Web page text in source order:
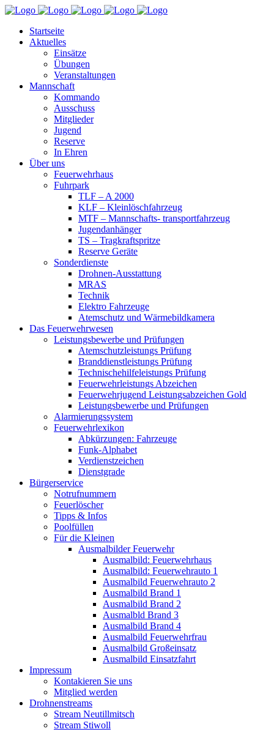
Startseite
Aktuelles
Einsätze
Übungen
Veranstaltungen
Mannschaft
Kommando
Ausschuss
Mitglieder
Jugend
Reserve
In Ehren
Über uns
Feuerwehrhaus
Fuhrpark
TLF – A 2000
KLF – Kleinlöschfahrzeug
MTF – Mannschafts- transportfahrzeug
Jugendanhänger
TS – Tragkraftspritze
Reserve Geräte
Sonderdienste
Drohnen-Ausstattung
MRAS
Technik
Elektro Fahrzeuge
Atemschutz und Wärmebildkamera
Das Feuerwehrwesen
Leistungsbewerbe und Prüfungen
Atemschutzleistungs Prüfung
Branddienstleistungs Prüfung
Technischehilfeleistungs Prüfung
Feuerwehrleistungs Abzeichen
Feuerwehrjugend Leistungsabzeichen Gold
Leistungsbewerbe und Prüfungen
Alarmierungssystem
Feuerwehrlexikon
Abkürzungen: Fahrzeuge
Funk-Alphabet
Verdienstzeichen
Dienstgrade
Bürgerservice
Notrufnummern
Feuerlöscher
Tipps & Infos
Poolfüllen
Für die Kleinen
Ausmalbilder Feuerwehr
Ausmalbild: Feuerwehrhaus
Ausmalbild: Feuerwehrauto 1
Ausmalbild Feuerwehrauto 2
Ausmalbild Brand 1
Ausmalbild Brand 2
Ausmalbld Brand 3
Ausmalbild Brand 4
Ausmalbild Feuerwehrfrau
Ausmalbild Großeinsatz
Ausmalbild Einsatzfahrt
Impressum
Kontakieren Sie uns
Mitglied werden
Drohnenstreams
Stream Neutillmitsch
Stream Stiwoll